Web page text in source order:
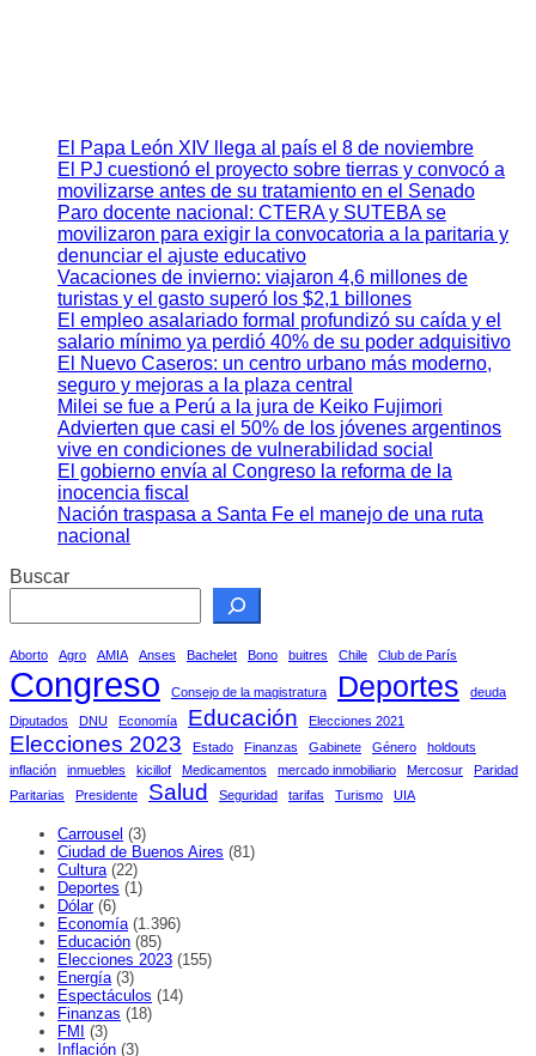
El Papa León XIV llega al país el 8 de noviembre
El PJ cuestionó el proyecto sobre tierras y convocó a
movilizarse antes de su tratamiento en el Senado
Paro docente nacional: CTERA y SUTEBA se
movilizaron para exigir la convocatoria a la paritaria y
denunciar el ajuste educativo
Vacaciones de invierno: viajaron 4,6 millones de
turistas y el gasto superó los $2,1 billones
El empleo asalariado formal profundizó su caída y el
salario mínimo ya perdió 40% de su poder adquisitivo
El Nuevo Caseros: un centro urbano más moderno,
seguro y mejoras a la plaza central
Milei se fue a Perú a la jura de Keiko Fujimori
Advierten que casi el 50% de los jóvenes argentinos
vive en condiciones de vulnerabilidad social
El gobierno envía al Congreso la reforma de la
inocencia fiscal
Nación traspasa a Santa Fe el manejo de una ruta
nacional
Buscar
Aborto Agro AMIA Anses Bachelet Bono buitres Chile Club de París
Congreso Consejo de la magistratura Deportes
deuda
Diputados
DNU Economía Educación Elecciones 2021
Elecciones 2023 Estado Finanzas Gabinete Género
holdouts
inflación
inmuebles kicillof Medicamentos mercado inmobiliario Mercosur
Paridad
Paritarias
Presidente Salud Seguridad tarifas Turismo UIA
Carrousel (3)
Ciudad de Buenos Aires (81)
Cultura (22)
Deportes (1)
Dólar(6)
Economía (1.396)
Educación (85)
Elecciones 2023 (155)
Energía (3)
Espectáculos (14)
Finanzas (18)
FMI
(3)
Inflación (3)